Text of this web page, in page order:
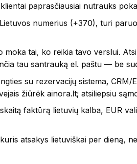
paprasčiausiai nutrauks
numerius (+370), turi
tai, ko reikia tavo verslui.
tau santrauką el. paštu — be
su rezervacijų sistema,
žiūrėk ainora.lt; atsiliepsiu
faktūrą lietuvių kalba, EUR
atsakys lietuviškai per dieną,